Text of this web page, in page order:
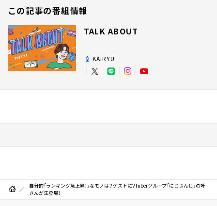
この記事の番組情報
TALK ABOUT
KAIRYU
自分的「ランキング急上昇！」なモノは？ゲストにVTuberグループ「にじさんじ」の叶
さんが生登場！